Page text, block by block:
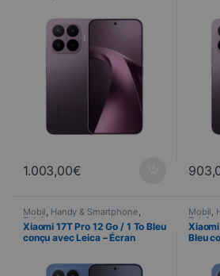
dreifache Leica-Kamera mit 50
1.003,00€
Mobil, Handy & Smartphone,
Telefonie
Xiaomi 17T Pro 12 Go / 1 To Bleu
conçu avec Leica – Écran
Mobil,
Bleu